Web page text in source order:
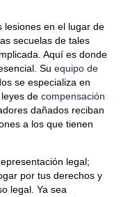
lesiones en el lugar de
secuelas de tales
Aquí es donde
Su equipo de
se especializa en
de compensación
dañados reciban
a los que tienen
legal;
por tus derechos y
legal. Ya sea